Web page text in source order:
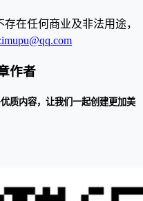
在任何商业及非法用途，
作者
质内容，让我们一起创建更加美